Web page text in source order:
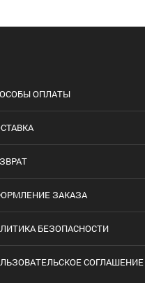
ОПЛАТЫ
ЗАКАЗА
БЕЗОПАСНОСТИ
СОГЛАШЕНИЕ